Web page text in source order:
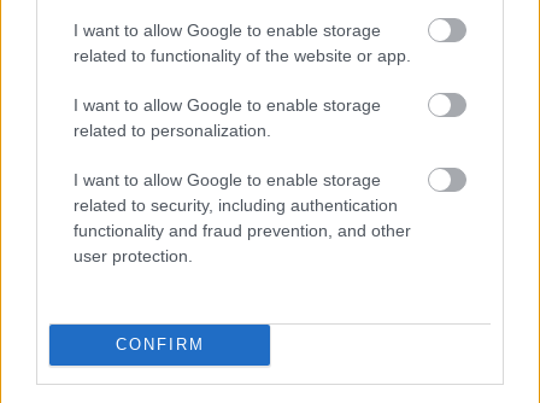
I want to allow Google to enable storage
related to functionality of the website or app.
I want to allow Google to enable storage
related to personalization.
I want to allow Google to enable storage
related to security, including authentication
functionality and fraud prevention, and other
user protection.
CONFIRM
Τα λιωμένα καλώδια της μεγάλης καταστροφής,
έτσι ξεκίνησε η φωτιά σε Αττική και Βοιωτία
Κοριτσάκι τριών χρονών παγιδεύτηκε σε παιδική
Με τα αδέλφια Ανδρέα και Κωνσταντίνο
Μπιτσάκο η Εθνική ανδρών στους Μεσογειακούς
βρήκε!
20:23
H Εθνική Νέων Γυναικών καθάρισε την